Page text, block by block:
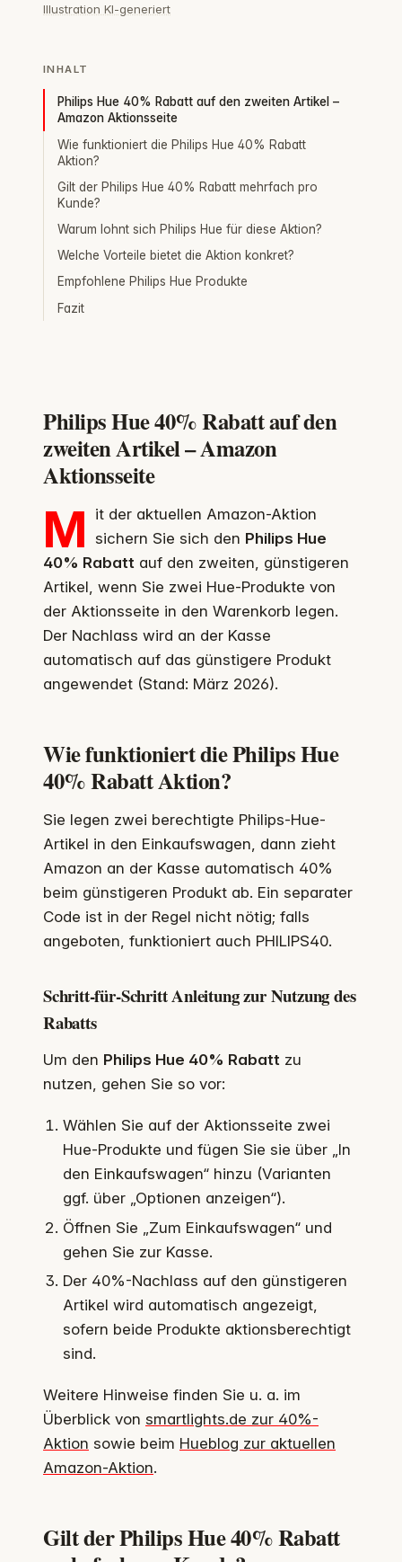
Illustration KI-generiert
INHALT
Philips Hue 40% Rabatt auf den zweiten Artikel –
Amazon Aktionsseite
Wie funktioniert die Philips Hue 40% Rabatt
Aktion?
Gilt der Philips Hue 40% Rabatt mehrfach pro
Kunde?
Warum lohnt sich Philips Hue für diese Aktion?
Welche Vorteile bietet die Aktion konkret?
Empfohlene Philips Hue Produkte
Fazit
Philips Hue 40% Rabatt auf den
zweiten Artikel – Amazon
Aktionsseite
M
it der aktuellen Amazon-Aktion
sichern Sie sich den Philips Hue
40% Rabatt auf den zweiten, günstigeren
Artikel, wenn Sie zwei Hue-Produkte von
der Aktionsseite in den Warenkorb legen.
Der Nachlass wird an der Kasse
automatisch auf das günstigere Produkt
angewendet (Stand: März 2026).
Wie funktioniert die Philips Hue
40% Rabatt Aktion?
Sie legen zwei berechtigte Philips-Hue-
Artikel in den Einkaufswagen, dann zieht
Amazon an der Kasse automatisch 40%
beim günstigeren Produkt ab. Ein separater
Code ist in der Regel nicht nötig; falls
angeboten, funktioniert auch PHILIPS40.
Schritt-für-Schritt Anleitung zur Nutzung des
Rabatts
Um den Philips Hue 40% Rabatt zu
nutzen, gehen Sie so vor:
Wählen Sie auf der Aktionsseite zwei
Hue-Produkte und fügen Sie sie über „In
den Einkaufswagen“ hinzu (Varianten
ggf. über „Optionen anzeigen“).
Öffnen Sie „Zum Einkaufswagen“ und
gehen Sie zur Kasse.
Der 40%-Nachlass auf den günstigeren
Artikel wird automatisch angezeigt,
sofern beide Produkte aktionsberechtigt
sind.
Weitere Hinweise finden Sie u. a. im
Überblick von smartlights.de zur 40%-
Aktion sowie beim Hueblog zur aktuellen
Amazon-Aktion.
Gilt der Philips Hue 40% Rabatt